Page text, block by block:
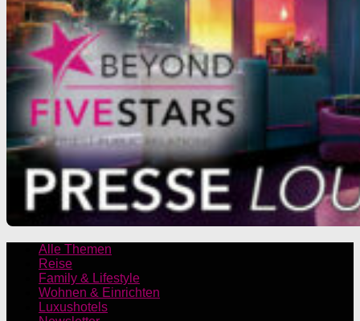
Alle Themen
Reise
Family & Lifestyle
Wohnen & Einrichten
Luxushotels